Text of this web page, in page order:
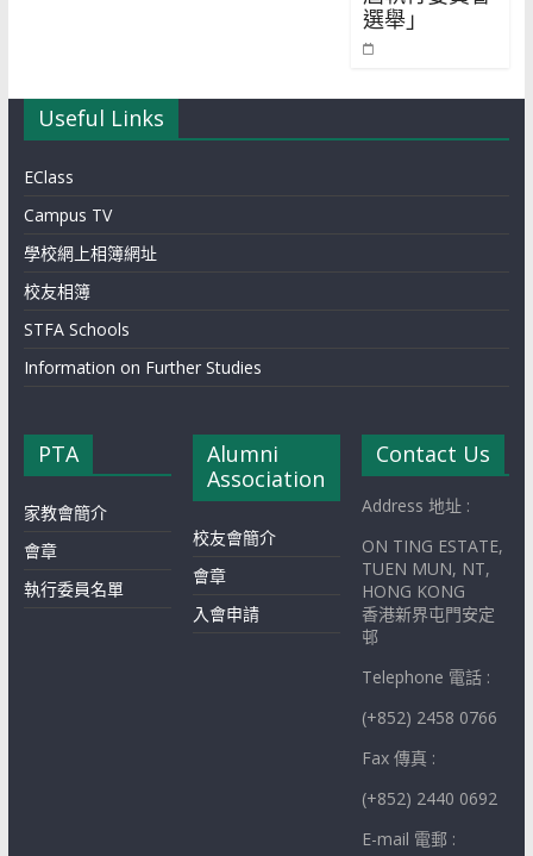
選舉」
Useful Links
EClass
Campus TV
學校網上相簿網址
校友相簿
STFA Schools
Information on Further Studies
PTA
家教會簡介
會章
執行委員名單
Alumni
Association
校友會簡介
會章
入會申請
Contact Us
Address 地址 :
ON TING ESTATE,
TUEN MUN, NT,
HONG KONG
香港新界屯門安定
邨
Telephone 電話 :
(+852) 2458 0766
Fax 傳真 :
(+852) 2440 0692
E-mail 電郵 :